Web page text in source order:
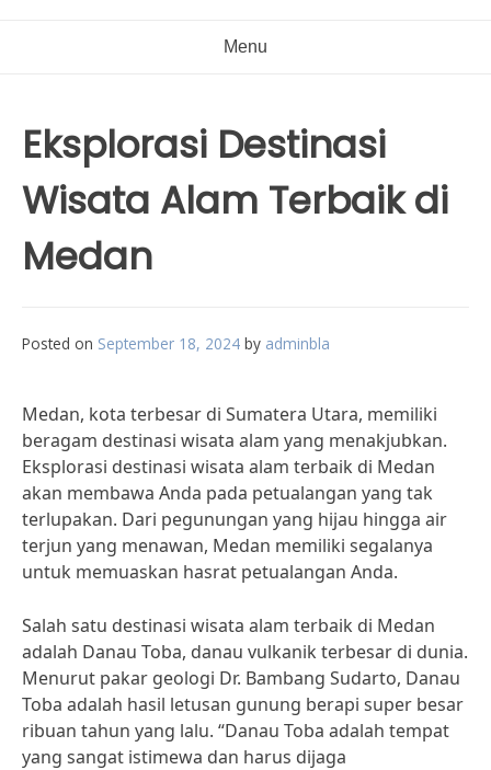
Menu
Eksplorasi Destinasi
Wisata Alam Terbaik di
Medan
Posted on September 18, 2024 by adminbla
Medan, kota terbesar di Sumatera Utara, memiliki
beragam destinasi wisata alam yang menakjubkan.
Eksplorasi destinasi wisata alam terbaik di Medan
akan membawa Anda pada petualangan yang tak
terlupakan. Dari pegunungan yang hijau hingga air
terjun yang menawan, Medan memiliki segalanya
untuk memuaskan hasrat petualangan Anda.
Salah satu destinasi wisata alam terbaik di Medan
adalah Danau Toba, danau vulkanik terbesar di dunia.
Menurut pakar geologi Dr. Bambang Sudarto, Danau
Toba adalah hasil letusan gunung berapi super besar
ribuan tahun yang lalu. “Danau Toba adalah tempat
yang sangat istimewa dan harus dijaga